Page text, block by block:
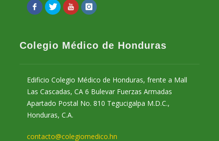
Colegio Médico de Honduras
Edificio Colegio Médico de Honduras, frente a Mall
Las Cascadas, CA 6 Bulevar Fuerzas Armadas
Apartado Postal No. 810 Tegucigalpa M.D.C.,
Honduras, C.A.
contacto@colegiomedico.hn